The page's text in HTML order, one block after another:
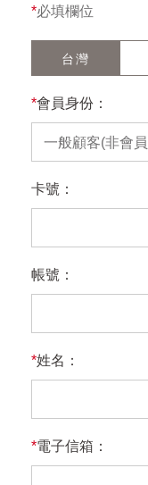
*必填欄位
台灣
*會員身份：
一般顧客(非會
卡號：
帳號：
*姓名：
*電子信箱：